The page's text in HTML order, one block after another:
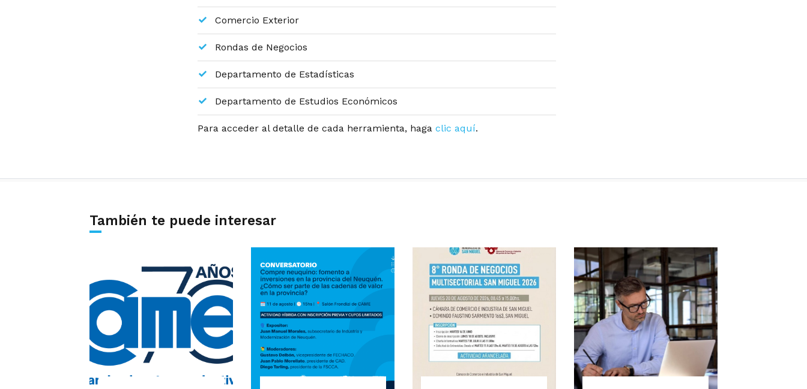
Comercio Exterior
Rondas de Negocios
Departamento de Estadísticas
Departamento de Estudios Económicos
Para acceder al detalle de cada herramienta, haga clic aquí.
También te puede interesar